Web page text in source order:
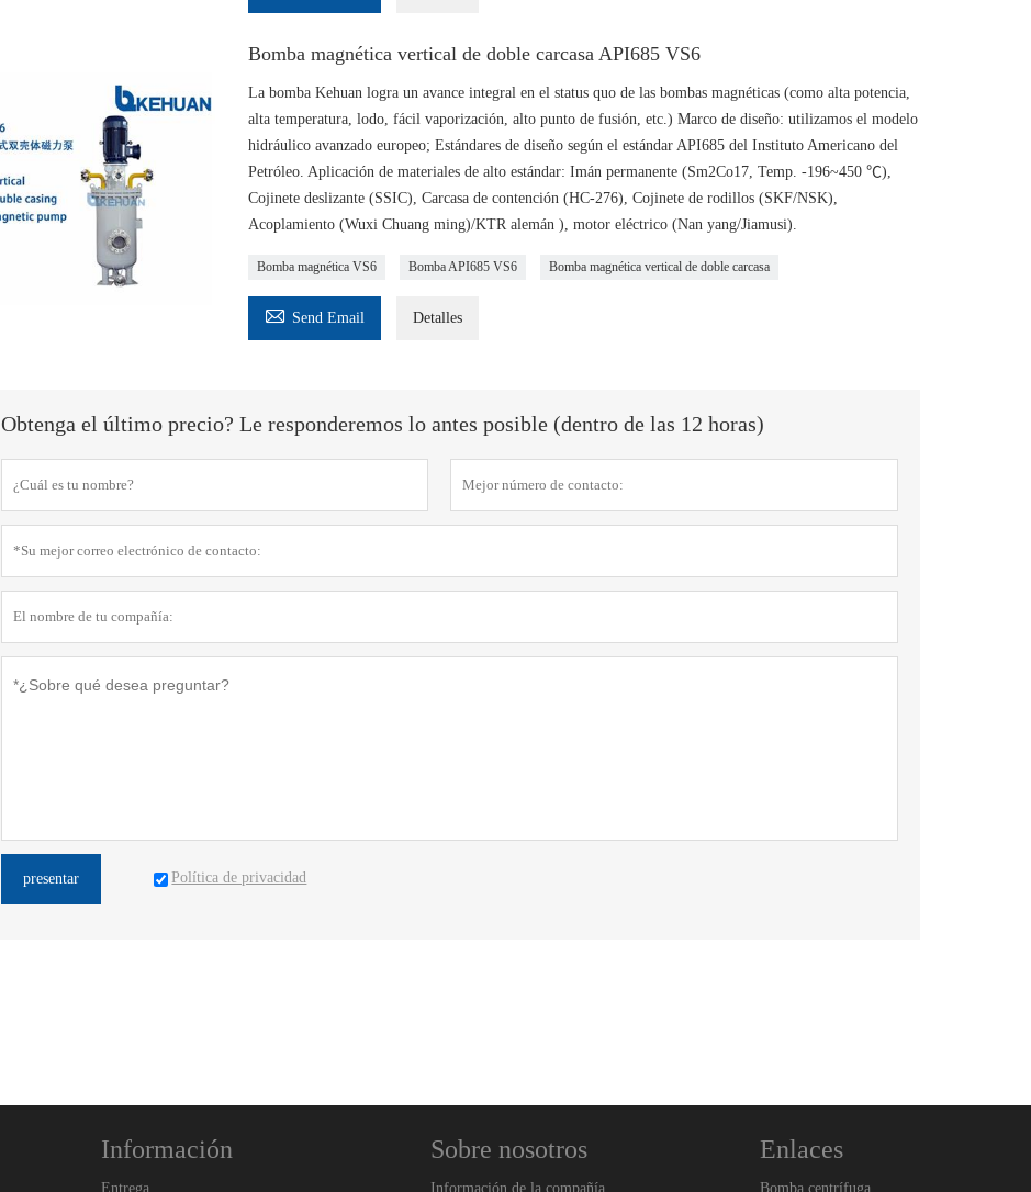
Bomba magnética vertical de doble carcasa API685 VS6
La bomba Kehuan logra un avance integral en el status quo de las bombas magnéticas (como alta potencia,
alta temperatura, lodo, fácil vaporización, alto punto de fusión, etc.) Marco de diseño: utilizamos el modelo
hidráulico avanzado europeo; Estándares de diseño según el estándar API685 del Instituto Americano del
Petróleo. Aplicación de materiales de alto estándar: Imán permanente (Sm2Co17, Temp. -196~450 ℃),
Cojinete deslizante (SSIC), Carcasa de contención (HC-276), Cojinete de rodillos (SKF/NSK),
Acoplamiento (Wuxi Chuang ming)/KTR alemán ), motor eléctrico (Nan yang/Jiamusi).
Bomba magnética VS6 Bomba API685 VS6 Bomba magnética vertical de doble carcasa
 Send Email Detalles
Obtenga el último precio? Le responderemos lo antes posible (dentro de las 12 horas)
presentar Política de privacidad
Información
Entrega
Sobre nosotros
Información de la compañía
Enlaces
Bomba centrífuga